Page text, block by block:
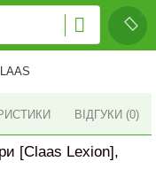
ВІДГУКИ (0)
[Claas Lexion],